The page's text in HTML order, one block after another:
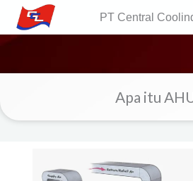
PT Central
Apa itu